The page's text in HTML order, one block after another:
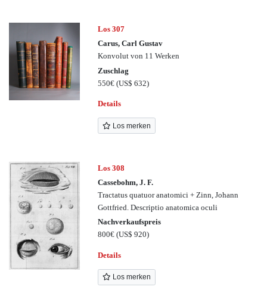
Los 307
Carus, Carl Gustav
Konvolut von 11 Werken
Zuschlag
550€(US$ 632)
Details
Los merken
Los 308
Cassebohm, J. F.
Tractatus quatuor anatomici + Zinn, Johann
Gottfried. Descriptio anatomica oculi
Nachverkaufspreis
800€(US$ 920)
Details
Los merken